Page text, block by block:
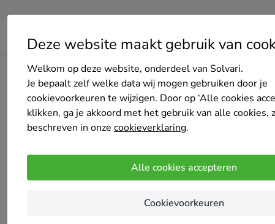
Deze website maakt gebruik van
Welkom op deze website, onderdeel van Solvari.
Je bepaalt zelf welke data wij mogen gebruiken door je
cookievoorkeuren te wijzigen. Door op ‘Alle cookies
klikken, ga je akkoord met het gebruik van alle cookies,
beschreven in onze cookieverklaring.
Alle cookies accepteren
Cookievoorkeuren
Home Bedrijven overzicht Tvg Projects
Nog geen reviews